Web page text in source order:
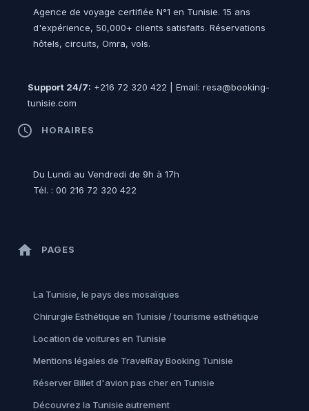
Agence de voyage certifiée N°1 en Tunisie. 15 ans
d'expérience, 50,000+ clients satisfaits. Réservations
hôtels, circuits, Omra, vols.
Support 24/7: +216 72 320 422 | Email: resa@booking-
tunisie.com
access_time HORAIRES
Du Lundi au Vendredi de 9h à 17h
Tél. : 00 216 72 320 422
home PAGES
La Tunisie, le pays des mosaïques
Chirurgie Esthétique en Tunisie / tourisme esthétique
Location de voitures en Tunisie
Mentions légales de TravelRay Booking Tunisie
Réserver Billet d'avion pas cher en Tunisie
Découvrez la Tunisie autrement